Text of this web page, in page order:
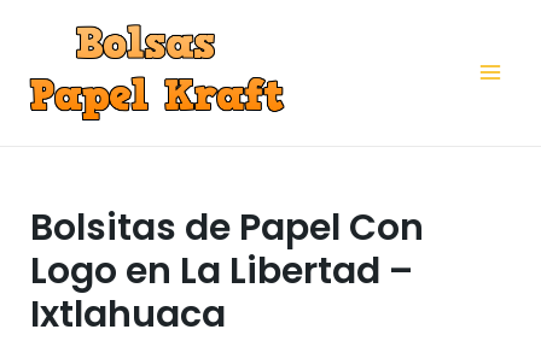
contenido
Bolsitas de Papel Con
Logo en La Libertad –
Ixtlahuaca